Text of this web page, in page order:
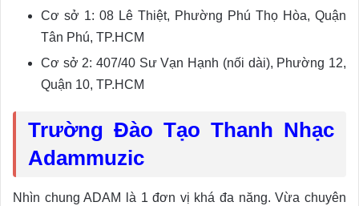
Cơ sở 1: 08 Lê Thiệt, Phường Phú Thọ Hòa, Quận
Tân Phú, TP.HCM
Cơ sở 2: 407/40 Sư Vạn Hạnh (nối dài), Phường 12,
Quận 10, TP.HCM
Trường Đào Tạo Thanh Nhạc
Adammuzic
Nhìn chung ADAM là 1 đơn vị khá đa năng. Vừa chuyên